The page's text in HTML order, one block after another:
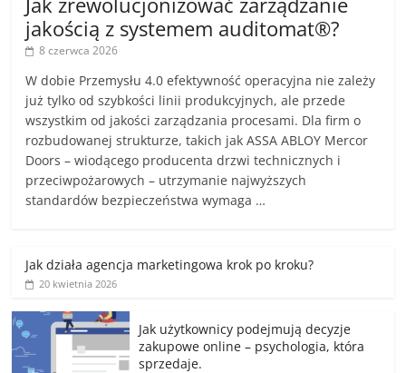
jakością z systemem auditomat®?
8 czerwca 2026
W dobie Przemysłu 4.0 efektywność operacyjna nie zależy
już tylko od szybkości linii produkcyjnych, ale przede
wszystkim od jakości zarządzania procesami. Dla firm o
rozbudowanej strukturze, takich jak ASSA ABLOY Mercor
Doors – wiodącego producenta drzwi technicznych i
przeciwpożarowych – utrzymanie najwyższych
standardów bezpieczeństwa wymaga …
Jak działa agencja marketingowa krok po kroku?
20 kwietnia 2026
Jak użytkownicy podejmują decyzje
zakupowe online – psychologia, która
sprzedaje.